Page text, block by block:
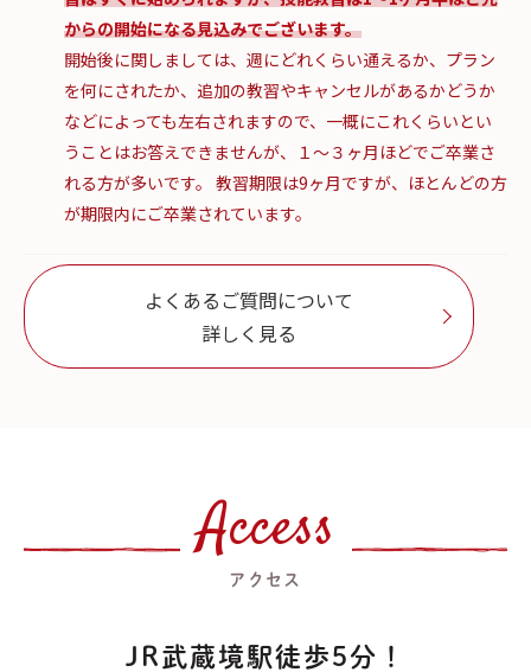
からの開始になる見込みでございます。
開始後に関しましては、週にどれくらい通えるか、プラン
を何にされたか、追加の教習やキャンセルがあるかどうか
などによっても左右されますので、一概にこれくらいとい
うことはお答えできませんが、１〜３ヶ月ほどでご卒業さ
れる方が多いです。 教習期限は9ヶ月ですが、ほとんどの方
が期限内にご卒業されています。
よくあるご質問について
詳しく見る
Access
アクセス
JR武蔵境駅徒歩5分！